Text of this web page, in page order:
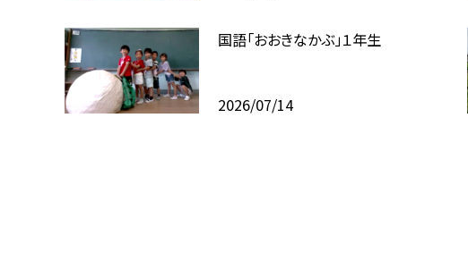
国語「おおきなかぶ」１年生
2026/07/14